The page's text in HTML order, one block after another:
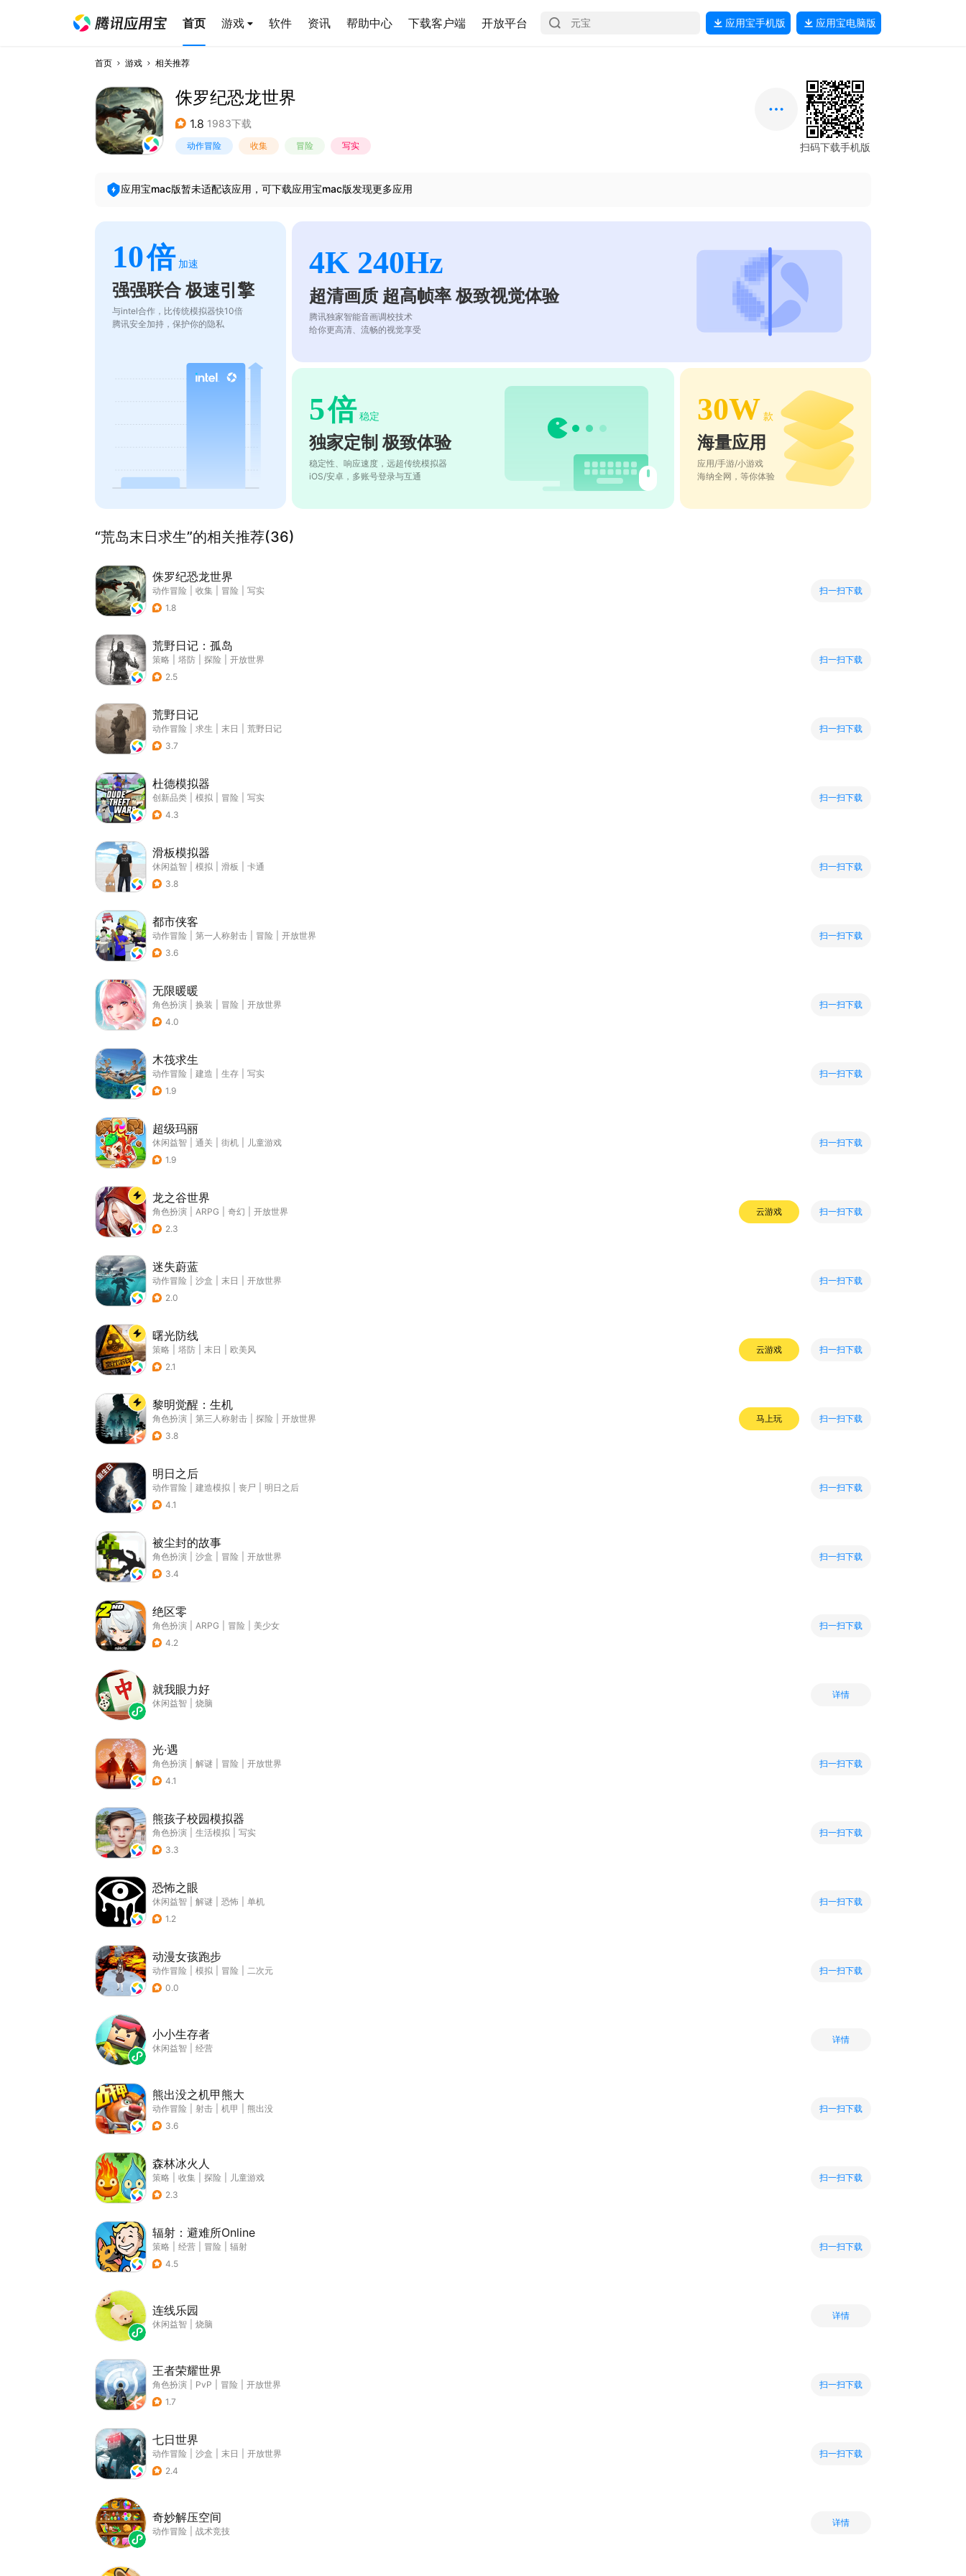
首页 游戏 软件 资讯 帮助中心 下载客户端 开放平台 应用宝手机版 应用宝电脑版
首页 游戏 相关推荐
侏罗纪恐龙世界
1.8 1983下载
动作冒险 收集 冒险 写实 扫码下载手机版
应用宝mac版暂未适配该应用，可下载应用宝mac版发现更多应用
10倍 加速
强强联合 极速引擎
与intel合作，比传统模拟器快10倍
腾讯安全加持，保护你的隐私
4K 240Hz
超清画质 超高帧率 极致视觉体验
腾讯独家智能音画调校技术
给你更高清、流畅的视觉享受
5倍 稳定
独家定制 极致体验
稳定性、响应速度，远超传统模拟器
iOS/安卓，多账号登录与互通
30W 款
海量应用
应用/手游/小游戏
海纳全网，等你体验
“荒岛末日求生”的相关推荐(36)
侏罗纪恐龙世界
动作冒险 收集 冒险
写实
1.8
扫一扫下载
荒野日记：孤岛
策略 塔防 探险
开放世界
2.5
扫一扫下载
荒野日记
动作冒险 求生 末日
荒野日记
3.7
扫一扫下载
杜德模拟器
创新品类 模拟 冒险
写实
4.3
扫一扫下载
滑板模拟器
休闲益智 模拟 滑板
卡通
3.8
扫一扫下载
都市侠客
动作冒险 第一人称射击 冒险
开放世界
3.6
扫一扫下载
无限暖暖
角色扮演 换装 冒险
开放世界
4.0
扫一扫下载
木筏求生
动作冒险 建造 生存
写实
1.9
扫一扫下载
超级玛丽
休闲益智 通关 街机
儿童游戏
1.9
扫一扫下载
龙之谷世界
角色扮演 ARPG 奇幻
开放世界
2.3
云游戏 扫一扫下载
迷失蔚蓝
动作冒险 沙盒 末日
开放世界
2.0
扫一扫下载
曙光防线
策略 塔防 末日
欧美风
2.1
云游戏 扫一扫下载
黎明觉醒：生机
角色扮演 第三人称射击 探险
开放世界
3.8
马上玩 扫一扫下载
明日之后
动作冒险 建造模拟 丧尸
明日之后
4.1
扫一扫下载
被尘封的故事
角色扮演 沙盒 冒险
开放世界
3.4
扫一扫下载
绝区零
角色扮演 ARPG 冒险
美少女
4.2
扫一扫下载
就我眼力好
休闲益智 烧脑
详情
光·遇
角色扮演 解谜 冒险
开放世界
4.1
扫一扫下载
熊孩子校园模拟器
角色扮演 生活模拟
写实
3.3
扫一扫下载
恐怖之眼
休闲益智 解谜 恐怖
单机
1.2
扫一扫下载
动漫女孩跑步
动作冒险 模拟 冒险
二次元
0.0
扫一扫下载
小小生存者
休闲益智 经营
详情
熊出没之机甲熊大
动作冒险 射击 机甲
熊出没
3.6
扫一扫下载
森林冰火人
策略 收集 探险
儿童游戏
2.3
扫一扫下载
辐射：避难所Online
策略 经营 冒险
辐射
4.5
扫一扫下载
连线乐园
休闲益智 烧脑
详情
王者荣耀世界
角色扮演 PvP 冒险
开放世界
1.7
扫一扫下载
七日世界
动作冒险 沙盒 末日
开放世界
2.4
扫一扫下载
奇妙解压空间
动作冒险 战术竞技
详情